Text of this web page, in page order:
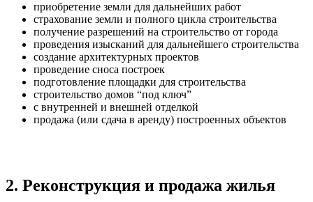
приобретение земли для дальнейших работ
страхование земли и полного цикла строительства
получение разрешений на строительство от города
проведения изысканий для дальнейшего строительства
создание архитектурных проектов
проведение сноса построек
подготовление площадки для строительства
строительство домов “под ключ”
с внутренней и внешней отделкой
продажа (или сдача в аренду) построенных объектов
2. Реконструкция и продажа жилья